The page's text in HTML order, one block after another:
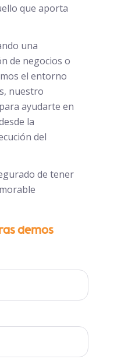
que aporta
una
de negocios o
el entorno
nuestro
ayudarte en
la
del
de tener
demos